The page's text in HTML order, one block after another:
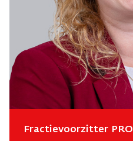
Fractievoorzitter PRO